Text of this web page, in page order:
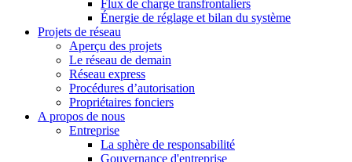
Flux de charge transfrontaliers
Énergie de réglage et bilan du système
Projets de réseau
Aperçu des projets
Le réseau de demain
Réseau express
Procédures d’autorisation
Propriétaires fonciers
A propos de nous
Entreprise
La sphère de responsabilité
Gouvernance d'entreprise